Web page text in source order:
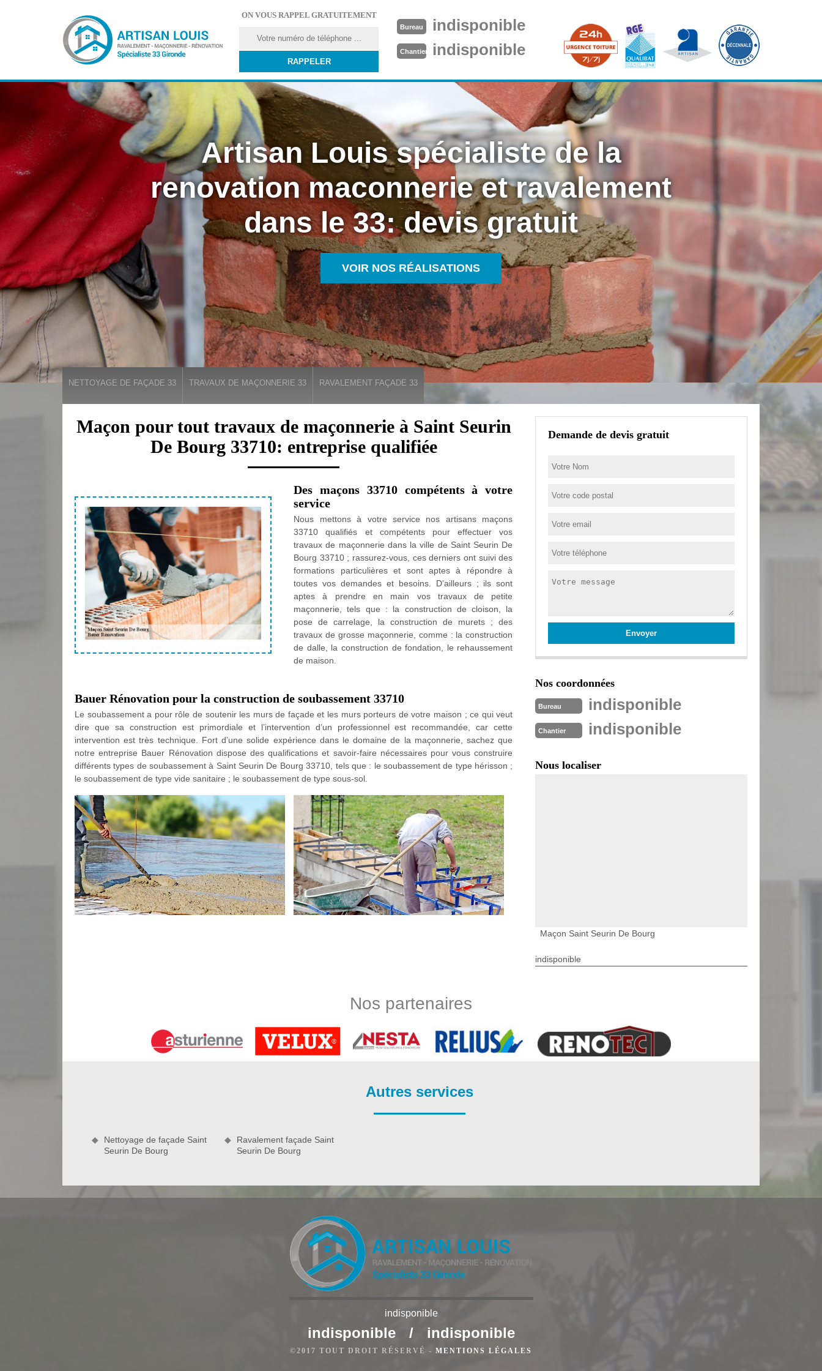
ON VOUS RAPPEL GRATUITEMENT
Bureau indisponible
Chantier indisponible
Artisan Louis spécialiste de la
renovation maconnerie et ravalement
dans le 33: devis gratuit
VOIR NOS RÉALISATIONS
NETTOYAGE DE FAÇADE 33 TRAVAUX DE MAÇONNERIE 33 RAVALEMENT FAÇADE 33
Maçon pour tout travaux de maçonnerie à Saint Seurin
De Bourg 33710: entreprise qualifiée
Des maçons 33710 compétents à votre
service
Nous mettons à votre service nos artisans maçons
33710 qualifiés et compétents pour effectuer vos
travaux de maçonnerie dans la ville de Saint Seurin De
Bourg 33710 ; rassurez-vous, ces derniers ont suivi des
formations particulières et sont aptes à répondre à
toutes vos demandes et besoins. D’ailleurs ; ils sont
aptes à prendre en main vos travaux de petite
maçonnerie, tels que : la construction de cloison, la
pose de carrelage, la construction de murets ; des
travaux de grosse maçonnerie, comme : la construction
de dalle, la construction de fondation, le rehaussement
de maison.
Bauer Rénovation pour la construction de soubassement 33710
Le soubassement a pour rôle de soutenir les murs de façade et les murs porteurs de votre maison ; ce qui veut
dire que sa construction est primordiale et l’intervention d’un professionnel est recommandée, car cette
intervention est très technique. Fort d’une solide expérience dans le domaine de la maçonnerie, sachez que
notre entreprise Bauer Rénovation dispose des qualifications et savoir-faire nécessaires pour vous construire
différents types de soubassement à Saint Seurin De Bourg 33710, tels que : le soubassement de type hérisson ;
le soubassement de type vide sanitaire ; le soubassement de type sous-sol.
en béton désactivé. La terrasse en béton désactivé est facile à entretenir, offre une bonne résistance contre les
entreprise Bauer Rénovation dispose des compétences nécessaires pour vous concevoir différents styles de
terrasse en béton désactivé. De ce fait, n’hésitez pas à faire appel à Bauer Rénovation ; si vous envisagez de
faire construire une terrasse en béton désactivé à Saint Seurin De Bourg 33710.
Un allé de jardin va faciliter vos aller et retour dans votre extérieur ; en plus de sa praticité l’allée de jardin va
expérience en travaux de maçonnerie et sommes en mesure de vous concevoir des travaux de qualité et
Pour des travaux de maçonnerie à Saint Seurin De Bourg
Demande de devis gratuit
Nos coordonnées
Bureau indisponible
Chantier indisponible
Nous localiser
Maçon Saint Seurin De Bourg
indisponible
Nos partenaires
Autres services
Nettoyage de façade Saint
Seurin De Bourg
Ravalement façade Saint
Seurin De Bourg
indisponible
indisponible / indisponible
©2017 TOUT DROIT RÉSERVÉ - MENTIONS LÉGALES